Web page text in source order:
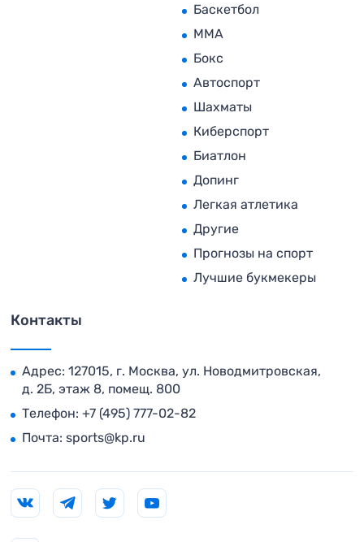
Баскетбол
MMA
Бокс
Автоспорт
Шахматы
Киберспорт
Биатлон
Допинг
Легкая атлетика
Другие
Прогнозы на спорт
Лучшие букмекеры
Контакты
Адрес: 127015, г. Москва, ул. Новодмитровская,
д. 2Б, этаж 8, помещ. 800
Телефон: +7 (495) 777-02-82
Почта: sports@kp.ru